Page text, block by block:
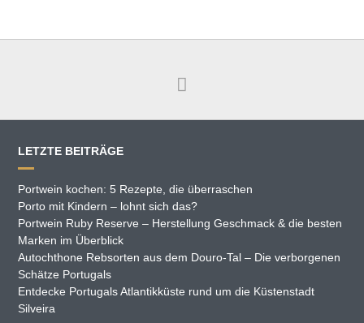
LETZTE BEITRÄGE
Portwein kochen: 5 Rezepte, die überraschen
Porto mit Kindern – lohnt sich das?
Portwein Ruby Reserve – Herstellung Geschmack & die besten
Marken im Überblick
Autochthone Rebsorten aus dem Douro-Tal – Die verborgenen
Schätze Portugals
Entdecke Portugals Atlantikküste rund um die Küstenstadt
Silveira